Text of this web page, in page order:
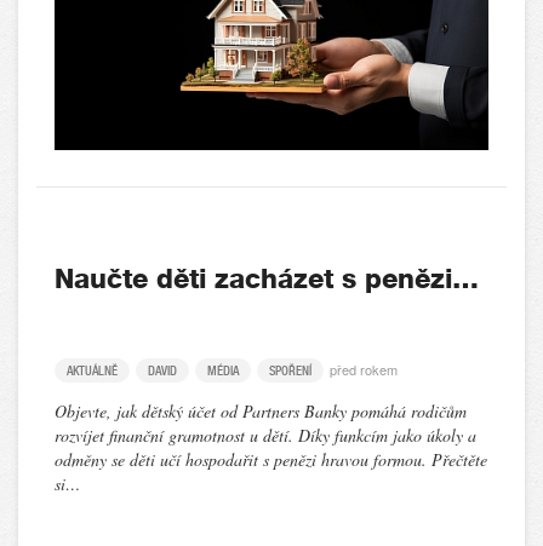
Naučte děti zacházet s penězi…
AKTUÁLNĚ DAVID MÉDIA SPOŘENÍ před rokem
Objevte, jak dětský účet od Partners Banky pomáhá rodičům
rozvíjet finanční gramotnost u dětí. Díky funkcím jako úkoly a
odměny se děti učí hospodařit s penězi hravou formou. Přečtěte
si…